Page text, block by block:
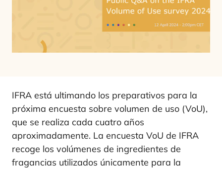
IFRA está ultimando los preparativos para la
próxima encuesta sobre volumen de uso (VoU),
que se realiza cada cuatro años
aproximadamente. La encuesta VoU de IFRA
recoge los volúmenes de ingredientes de
fragancias utilizados únicamente para la